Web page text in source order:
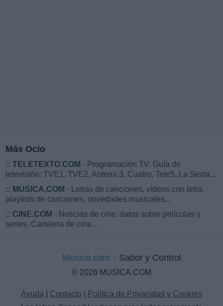
Más Ocio
:: TELETEXTO.COM - Programación TV. Guía de
televisión: TVE1, TVE2, Antena 3, Cuatro, Tele5, La Sexta...
:: MUSICA.COM - Letras de canciones, vídeos con letra,
playlists de canciones, novedades musicales...
:: CINE.COM - Noticias de cine, datos sobre películas y
series. Cartelera de cine...
Musica.com Sabor y Control
© 2026 MUSICA.COM
Ayuda Contacto
Política de Privacidad y Cookies